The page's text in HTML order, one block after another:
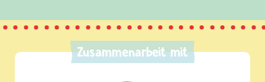
Zusammenarbeit mit